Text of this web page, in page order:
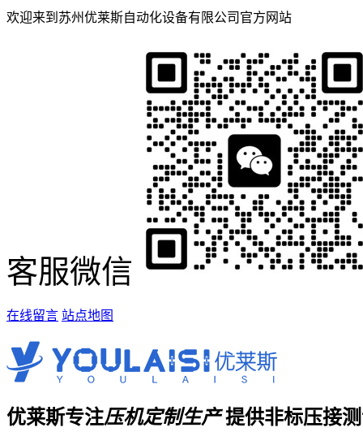
欢迎来到苏州优莱斯自动化设备有限公司官方网站
客服微信
在线留言 站点地图
优莱斯专注压机定制生产 提供非标压接